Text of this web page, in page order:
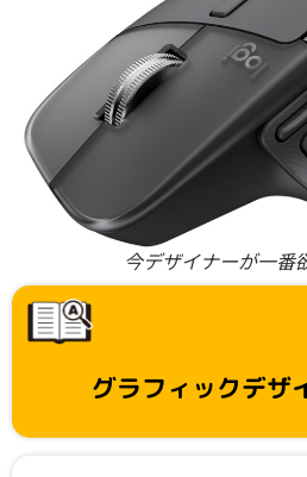
今デザイナーが一番
グラフィックデザ